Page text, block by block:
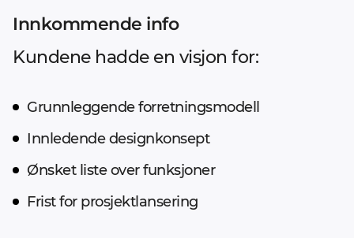
Innkommende info
Kundene hadde en visjon for:
Grunnleggende forretningsmodell
Innledende designkonsept
Ønsket liste over funksjoner
Frist for prosjektlansering